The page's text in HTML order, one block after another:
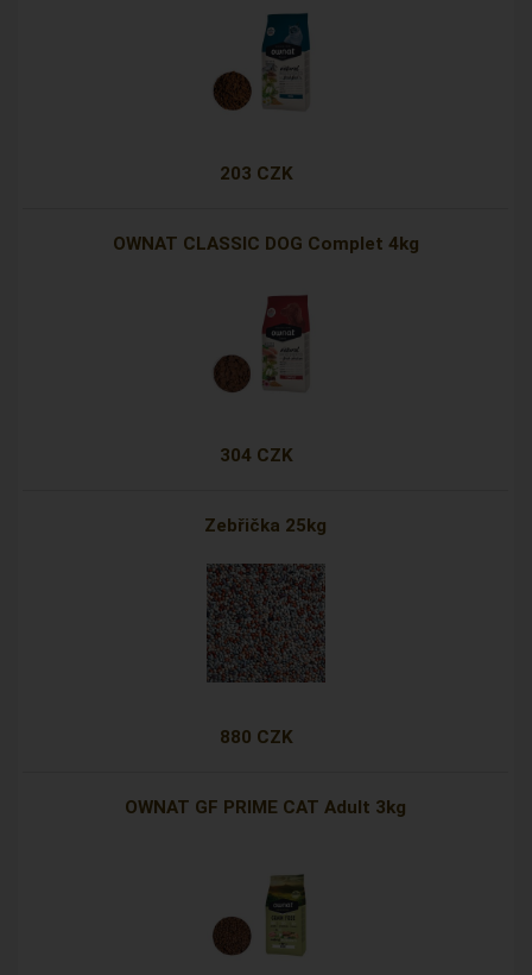
203 CZK
OWNAT CLASSIC DOG Complet 4kg
304 CZK
Zebřička 25kg
880 CZK
OWNAT GF PRIME CAT Adult 3kg